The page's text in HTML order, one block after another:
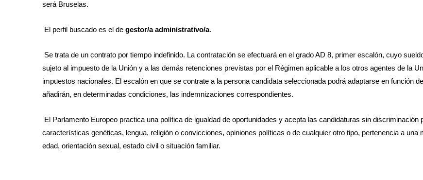
será Bruselas.
El perfil buscado es el de gestor/a administrativo/a.
Se trata de un contrato por tiempo indefinido. La contratación se efectuará en el grado AD 8, primer escalón, cuyo
sujeto al impuesto de la Unión y a las demás retenciones previstas por el Régimen aplicable a los otros agentes de la
impuestos nacionales. El escalón en que se contrate a la persona candidata seleccionada podrá adaptarse en función
añadirán, en determinadas condiciones, las indemnizaciones correspondientes.
El Parlamento Europeo practica una política de igualdad de oportunidades y acepta las candidaturas sin
características genéticas, lengua, religión o convicciones, opiniones políticas o de cualquier otro tipo, pertenencia a
edad, orientación sexual, estado civil o situación familiar.